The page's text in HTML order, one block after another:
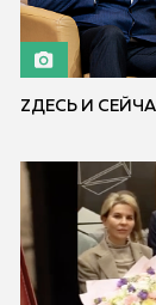
ZДЕСЬ И